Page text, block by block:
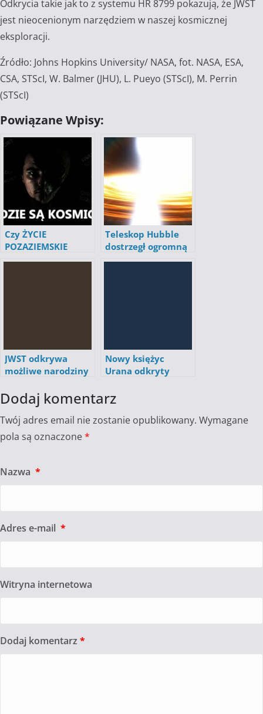
Odkrycia takie jak to z systemu HR 8799 pokazują, że JWST
jest nieocenionym narzędziem w naszej kosmicznej
eksploracji.
Źródło: Johns Hopkins University/ NASA, fot. NASA, ESA,
CSA, STScI, W. Balmer (JHU), L. Pueyo (STScI), M. Perrin
(STScI)
Powiązane Wpisy:
Czy ŻYCIE
POZAZIEMSKIE
istnieje? [FILM]
Teleskop Hubble
dostrzegł ogromną
czarną dziurę
JWST odkrywa
możliwe narodziny
czarnej dziury
Nowy księżyc
Urana odkryty
Jamesa Webba
Dodaj komentarz
Twój adres email nie zostanie opublikowany. Wymagane
pola są oznaczone*
Nazwa *
Adres e-mail *
Witryna internetowa
Dodaj komentarz *